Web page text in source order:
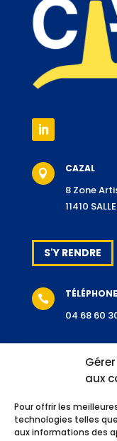
aux
Pour offrir les
technologies telles
aux informations des
 CAZAL
8 Zone
11410
S'Y RENDRE
 TÉLÉPHONE
04 68 60
NOUS
 SIRET /